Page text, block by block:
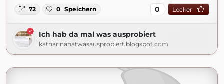
72 0 Speichern 0 Lecker
Ich hab da mal was ausprobiert
katharinahatwasausprobiert.blogspot.com